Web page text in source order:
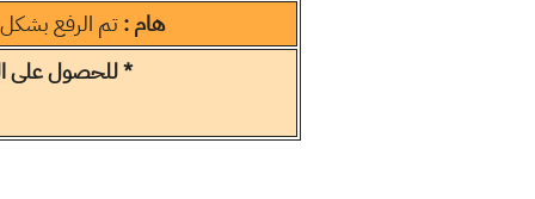
هام :تم الرفع
* للحصول على